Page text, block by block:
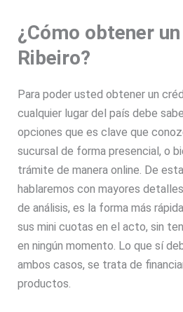
¿Cómo obtener
Ribeiro?
Para poder usted obtener un
cualquier lugar del país debe
opciones que es clave que
sucursal de forma presencial, o
trámite de manera online. De
hablaremos con mayores
de análisis, es la forma más
sus mini cuotas en el acto, sin
en ningún momento. Lo que sí
ambos casos, se trata de
productos.